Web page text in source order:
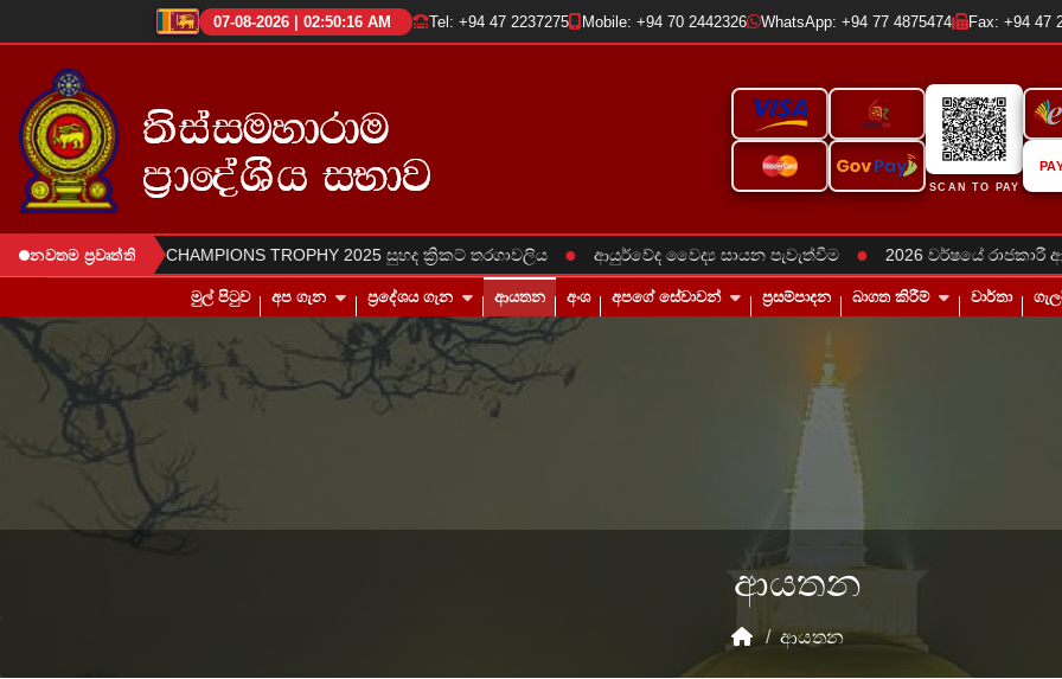
07-08-2026 | 02:50:18 AM Tel: +94 47 2237275 Mobile: +94 70 2442326 WhatsApp: +94 77 4875474 Fax: +94 47
SCAN TO PAY
නවතම ප්‍රවෘත්ති
TPS CHAMPIONS TROPHY 2025 සුහද ක්‍රිකට් තරගාවලිය ● ආයුර්වේද වෛද්‍ය සායන පැවැත්වීම ● 2026 වර්ෂයේ රාජකාරී ආරම්භ කිරීම ●
මුල් පිටුව අප ගැන ප්‍රදේශය ගැන ආයතන අංශ අපගේ සේවාවන් ප්‍රසම්පාදන බාගත කිරීම් වාර්තා
ආයතන
/ ආයතන